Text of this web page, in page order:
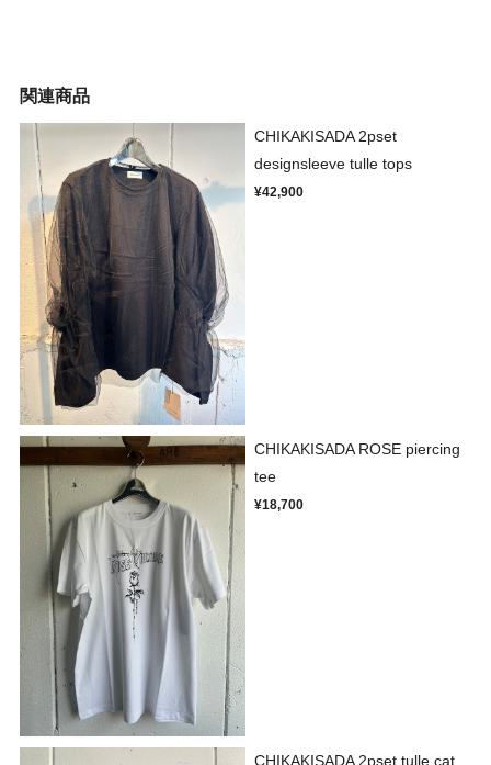
関連商品
CHIKAKISADA 2pset
designsleeve tulle tops
¥42,900
CHIKAKISADA ROSE piercing
tee
¥18,700
CHIKAKISADA 2pset tulle cat